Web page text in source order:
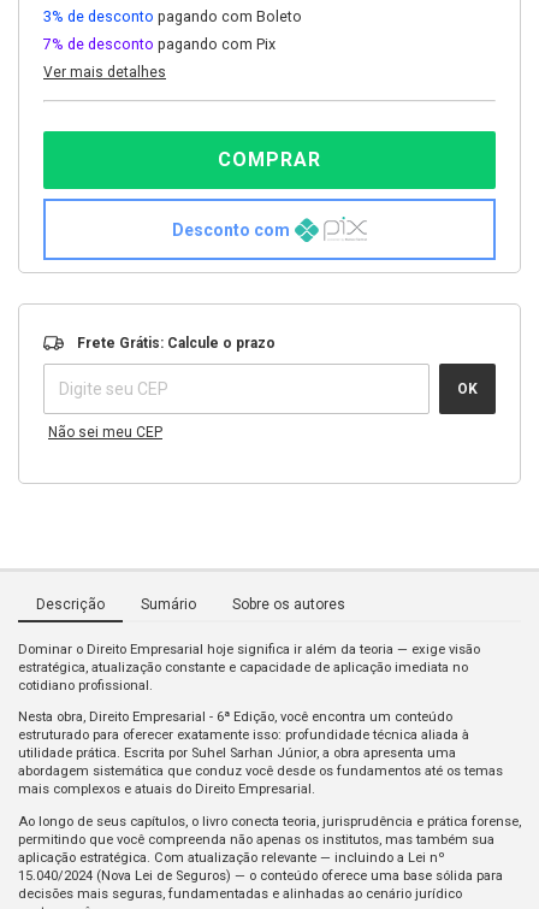
3% de desconto pagando com Boleto
7% de desconto pagando com Pix
Ver mais detalhes
Desconto com
Entregas para o CEP:
Frete Grátis: Calcule o prazo
OK
Não sei meu CEP
Descrição Sumário Sobre os autores
Dominar o Direito Empresarial hoje significa ir além da teoria — exige visão
estratégica, atualização constante e capacidade de aplicação imediata no
cotidiano profissional.
Nesta obra, Direito Empresarial - 6ª Edição, você encontra um conteúdo
estruturado para oferecer exatamente isso: profundidade técnica aliada à
utilidade prática. Escrita por Suhel Sarhan Júnior, a obra apresenta uma
abordagem sistemática que conduz você desde os fundamentos até os temas
mais complexos e atuais do Direito Empresarial.
Ao longo de seus capítulos, o livro conecta teoria, jurisprudência e prática forense,
permitindo que você compreenda não apenas os institutos, mas também sua
aplicação estratégica. Com atualização relevante — incluindo a Lei nº
15.040/2024 (Nova Lei de Seguros) — o conteúdo oferece uma base sólida para
decisões mais seguras, fundamentadas e alinhadas ao cenário jurídico